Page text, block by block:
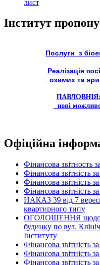
лист
Інститут
Послуги з
Реалізація
озимих та
ПАВЛОВНІЯ:
нові
Офіційна
Фінансова звітность
Фінансова звітність
Фінансова звітність
Фінансова звітність
НАКАЗ 39 від 7
квартирного типу
ОГОЛОШЕННЯ щодо
будинку по вул.
Інституту
Фінансова звітність
Фінансова звітність
Фінансова звітність